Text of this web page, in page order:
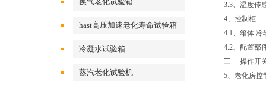
hast高压加速老化寿命试验箱
冷凝水试验箱
蒸汽老化试验机
3.3、温
4、控制柜
4.1、箱体:
4.2、配置部
三 操作开关
5、老化房控